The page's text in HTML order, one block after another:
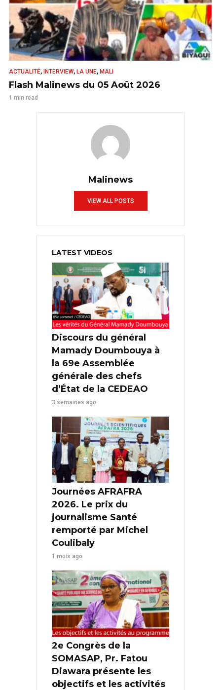
ACTUALITÉ, INTERVIEW, LA UNE, MALI
Flash Malinews du 05 Août 2026
1 min read
Malinews
VIEW ALL POSTS
LATEST VIDEOS
Discours du général
Mamady Doumbouya à
la 69e Assemblée
générale des chefs
d’État de la CEDEAO
3 semaines ago
Journées AFRAFRA
2026. Le prix du
journalisme Santé
remporté par Michel
Coulibaly
1 mois ago
2e Congrès de la
SOMASAP, Pr. Fatou
Diawara présente les
objectifs et les activités